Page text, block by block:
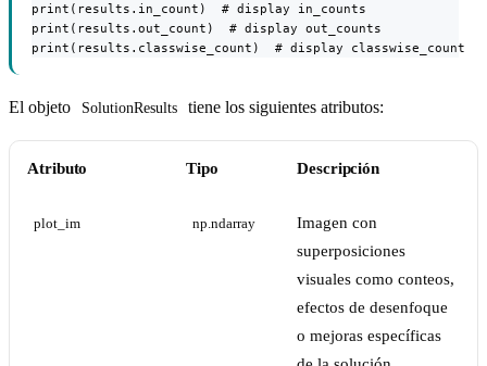
print(results.in_count)  # display in_counts
print(results.out_count)  # display out_counts
print(results.classwise_count)  # display classwise_count
El objeto SolutionResults tiene los siguientes atributos:
Atributo Tipo Descripción
plot_im np.ndarray
Imagen con
superposiciones
visuales como conteos,
efectos de desenfoque
o mejoras específicas